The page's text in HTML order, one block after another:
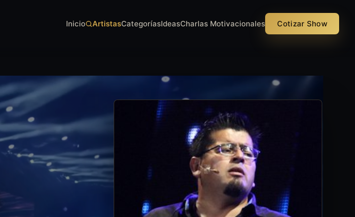
Inicio ArtistasCategoríasIdeasCharlas Motivacionales Cotizar Show